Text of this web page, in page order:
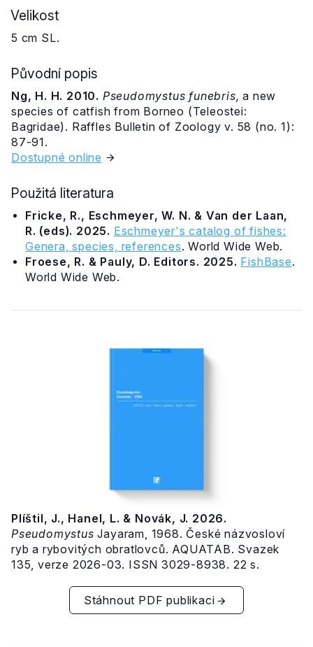
Velikost
5 cm SL.
Původní popis
Ng, H. H. 2010. Pseudomystus funebris, a new
species of catfish from Borneo (Teleostei:
Bagridae). Raffles Bulletin of Zoology v. 58 (no. 1):
87-91.
Dostupné online
Použitá literatura
Fricke, R., Eschmeyer, W. N. & Van der Laan,
R. (eds). 2025. Eschmeyer's catalog of fishes:
Genera, species, references. World Wide Web.
Froese, R. & Pauly, D. Editors. 2025. FishBase.
World Wide Web.
Plíštil, J., Hanel, L. & Novák, J. 2026.
Pseudomystus Jayaram, 1968. České názvosloví
ryb a rybovitých obratlovců. AQUATAB. Svazek
135, verze 2026-03. ISSN 3029-8938. 22 s.
Stáhnout PDF publikaci